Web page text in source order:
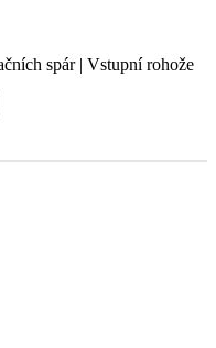
spár | Vstupní rohože